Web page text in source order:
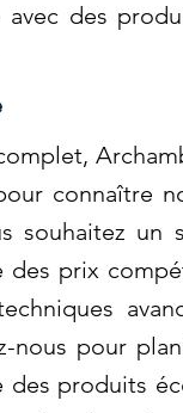
avec des
connaître
souhaitez un
des prix
nous pour
produits